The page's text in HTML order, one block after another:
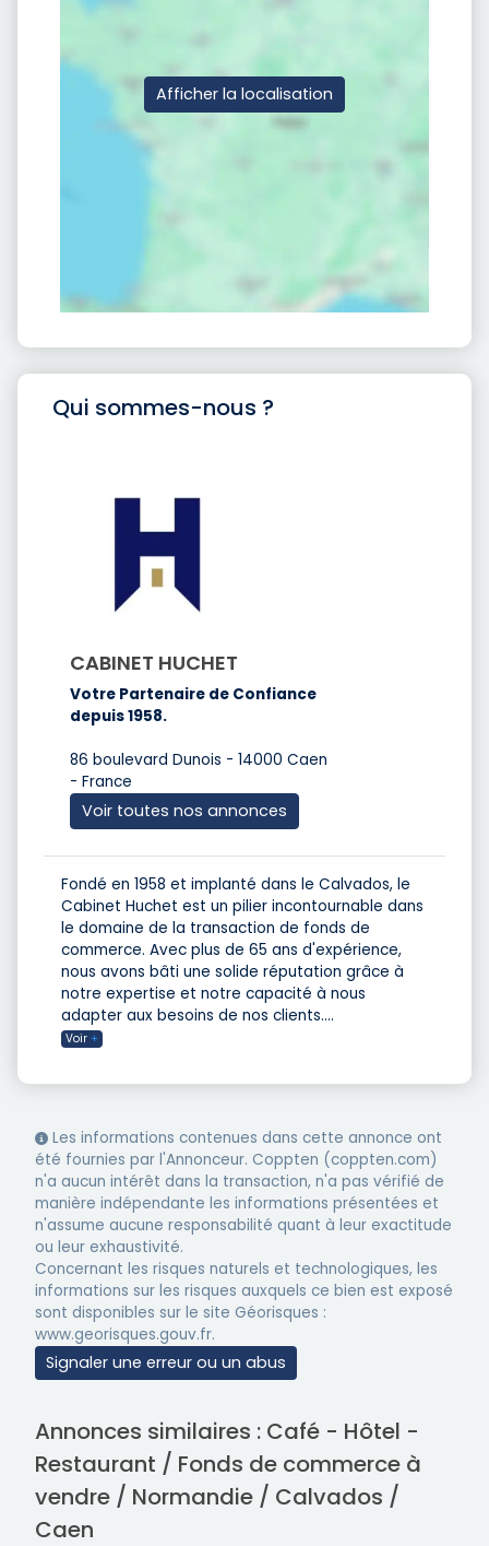
Afficher la localisation
Qui sommes-nous ?
CABINET HUCHET
Votre Partenaire de Confiance
depuis 1958.
86 boulevard Dunois - 14000 Caen
- France
Voir toutes nos annonces
Fondé en 1958 et implanté dans le Calvados, le
Cabinet Huchet est un pilier incontournable dans
le domaine de la transaction de fonds de
commerce. Avec plus de 65 ans d'expérience,
nous avons bâti une solide réputation grâce à
notre expertise et notre capacité à nous
adapter aux besoins de nos clients....
Voir +
Les informations contenues dans cette annonce ont
été fournies par l'Annonceur. Coppten (coppten.com)
n'a aucun intérêt dans la transaction, n'a pas vérifié de
manière indépendante les informations présentées et
n'assume aucune responsabilité quant à leur exactitude
ou leur exhaustivité.
Concernant les risques naturels et technologiques, les
informations sur les risques auxquels ce bien est exposé
sont disponibles sur le site Géorisques :
www.georisques.gouv.fr.
Signaler une erreur ou un abus
Annonces similaires : Café - Hôtel -
Restaurant / Fonds de commerce à
vendre / Normandie / Calvados /
Caen